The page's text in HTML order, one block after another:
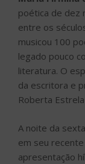
poética de dez
entre os
musicou 100
legado pouco
literatura. O
da escritora e
Roberta Estrela
A noite da
em seu
apresentação